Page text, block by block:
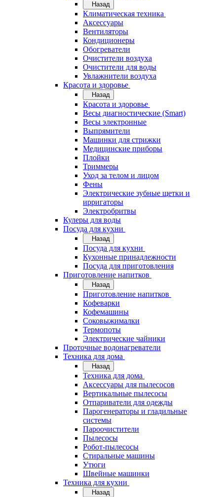
Назад
Климатическая техника
Аксессуары
Вентиляторы
Кондиционеры
Обогреватели
Очистители воздуха
Очистители для воды
Увлажнители воздуха
Красота и здоровье
Назад
Красота и здоровье
Весы диагностические (Smart)
Весы электронные
Выпрямители
Машинки для стрижки
Медицинские приборы
Плойки
Триммеры
Уход за телом и лицом
Фены
Электрические зубные щетки и
ирригаторы
Электробритвы
Кулеры для воды
Посуда для кухни
Назад
Посуда для кухни
Кухонные принадлежности
Посуда для приготовления
Приготовление напитков
Назад
Приготовление напитков
Кофеварки
Кофемашины
Соковыжималки
Термопоты
Электрические чайники
Проточные водонагреватели
Техника для дома
Назад
Техника для дома
Аксессуары для пылесосов
Вертикальные пылесосы
Отпариватели для одежды
Парогенераторы и гладильные
системы
Пароочистители
Пылесосы
Робот-пылесосы
Стиральные машины
Утюги
Швейные машинки
Техника для кухни
Назад